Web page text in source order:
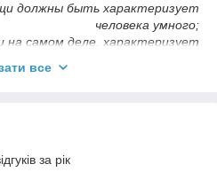
должны быть характеризует
человека умного;
на самом деле, характеризует
как их изменить к лучшему,
издания литературы
все
за рік